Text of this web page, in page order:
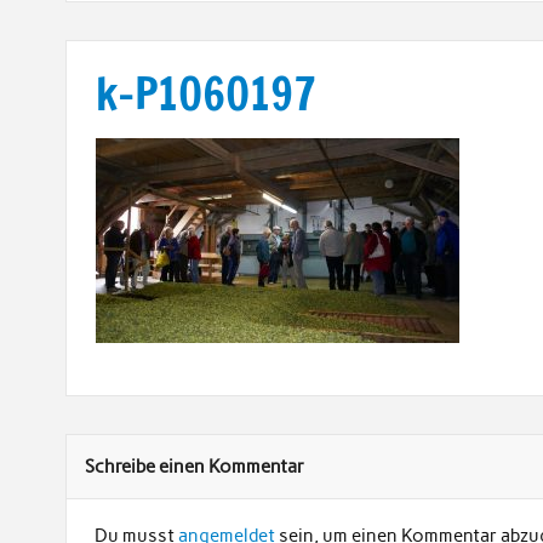
k-P1060197
Schreibe einen Kommentar
Du musstangemeldetsein, um einen Kommentar